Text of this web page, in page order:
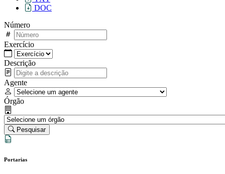
DOC
Número
Exercício
Descrição
Agente
Órgão
Pesquisar
Portarias